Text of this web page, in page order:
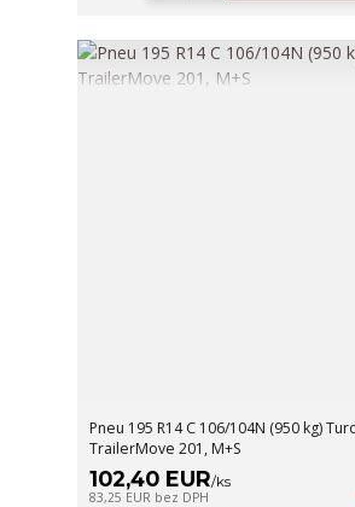
Pneu 195 R14 C 106/104N (950 kg)
TrailerMove 201, M+S
102,40 EUR/ks
83,25 EUR bez DPH